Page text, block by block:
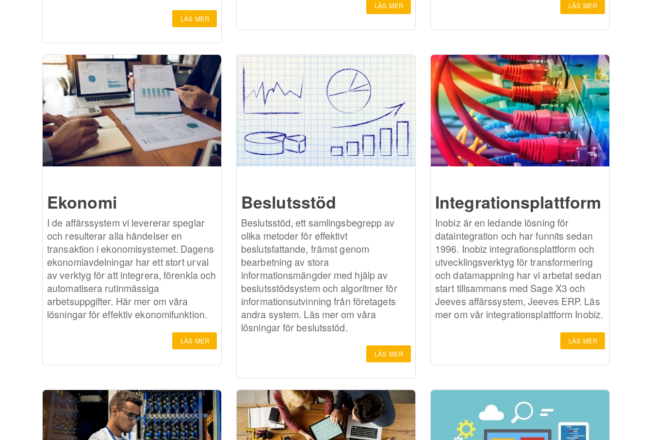
LÄS MER
LÄS MER LÄS MER
Ekonomi
I de affärssystem vi levererar speglar
och resulterar alla händelser en
transaktion i ekonomisystemet. Dagens
ekonomiavdelningar har ett stort urval
av verktyg för att integrera, förenkla och
automatisera rutinmässiga
arbetsuppgifter. Här mer om våra
lösningar för effektiv ekonomifunktion.
LÄS MER
Beslutsstöd
Beslutsstöd, ett samlingsbegrepp av
olika metoder för effektivt
beslutsfattande, främst genom
bearbetning av stora
informationsmängder med hjälp av
beslutsstödsystem och algoritmer för
informationsutvinning från företagets
andra system. Läs mer om våra
lösningar för beslutsstöd.
LÄS MER
Integrationsplattform
Inobiz är en ledande lösning för
dataintegration och har funnits sedan
1996. Inobiz integrationsplattform och
utvecklingsverktyg för transformering
och datamappning har vi arbetat sedan
start tillsammans med Sage X3 och
Jeeves affärssystem, Jeeves ERP. Läs
mer om vår integrationsplattform Inobiz.
LÄS MER